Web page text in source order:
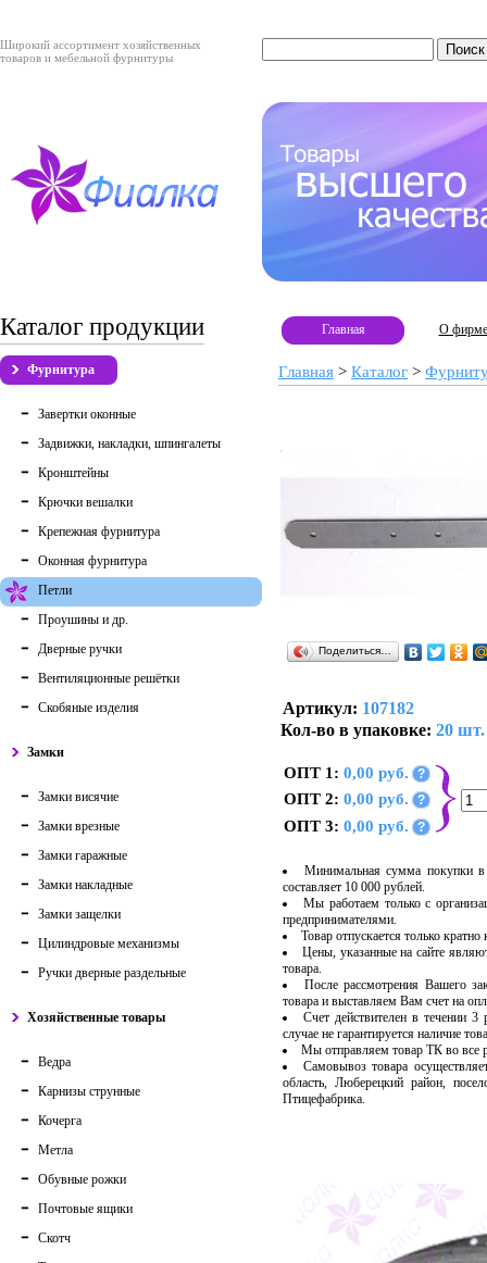
Широкий ассортимент хозяйственных
товаров и мебельной фурнитуры
Каталог продукции
Фурнитура
Завертки оконные
Задвижки, накладки, шпингалеты
Кронштейны
Крючки вешалки
Крепежная фурнитура
Оконная фурнитура
Петли
Проушины и др.
Дверные ручки
Вентиляционные решётки
Скобяные изделия
Замки
Замки висячие
Замки врезные
Замки гаражные
Замки накладные
Замки защелки
Цилиндровые механизмы
Ручки дверные раздельные
Хозяйственные товары
Ведра
Карнизы струнные
Кочерга
Метла
Обувные рожки
Почтовые ящики
Скотч
Главная О фирме
Главная > Каталог >
Поделиться…
Артикул: 107182
Кол-во в упаковке: 20 шт.
ОПТ 1: 0,00 руб. ?
ОПТ 2: 0,00 руб. ?
ОПТ 3: 0,00 руб. ?
Минимальная сумма покупки в
составляет 10 000 рублей.
Мы работаем только с
предпринимателями.
Товар отпускается только
Цены, указанные на сайте
товара.
После рассмотрения Вашего
товара и выставляем Вам счет на
Счет действителен в течении
случае не гарантируется наличие
Мы отправляем товар ТК во
Самовывоз товара
область, Люберецкий район,
Птицефабрика.